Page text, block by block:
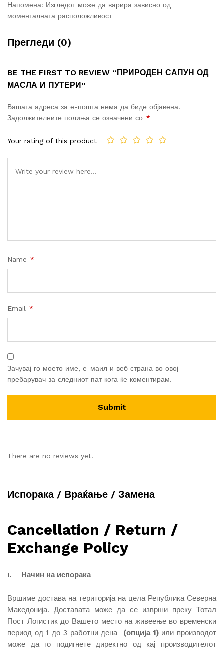
Напомена: Изгледот може да варира зависно од
моменталната расположливост
Прегледи (0)
BE THE FIRST TO REVIEW “ПРИРОДЕН САПУН ОД
МАСЛА И ПУТЕРИ”
Вашата адреса за е-пошта нема да биде објавена.
Задолжителните полиња се означени со *
Your rating of this product
Name *
Email *
Зачувај го моето име, е-маил и веб страна во овој
пребарувач за следниот пат кога ќе коментирам.
There are no reviews yet.
Испорака / Враќање / Замена
Cancellation / Return /
Exchange Policy
I. Начин на испорака
Вршиме достава на територија на цела Република Северна
Македонија. Доставата може да се изврши преку Тотал
Пост Логистик до Вашето место на живеење во временски
период од 1 до 3 работни дена (опција 1)или производот
може да го подигнете директно од кај производителот